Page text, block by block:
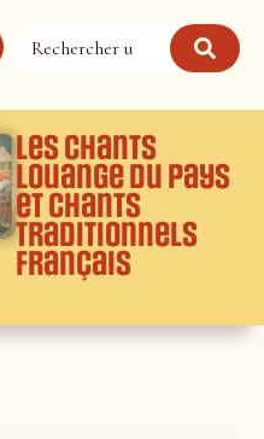
Les chants
Louange du pays
et Chants
traditionnels
français